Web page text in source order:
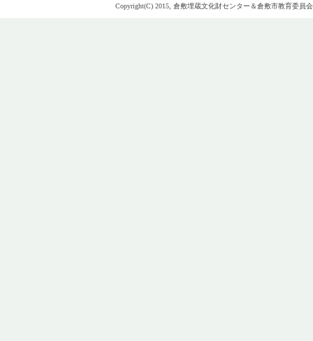
Copyright(C) 2015, 倉敷埋蔵文化財センター＆倉敷市教育委